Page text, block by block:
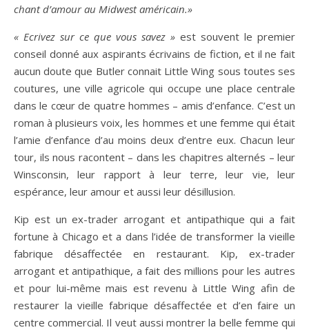
chant d’amour au Midwest américain.»
« Ecrivez sur ce que vous savez » est souvent le premier
conseil donné aux aspirants écrivains de fiction, et il ne fait
aucun doute que Butler connait Little Wing sous toutes ses
coutures, une ville agricole qui occupe une place centrale
dans le cœur de quatre hommes – amis d’enfance. C’est un
roman à plusieurs voix, les hommes et une femme qui était
l’amie d’enfance d’au moins deux d’entre eux. Chacun leur
tour, ils nous racontent – dans les chapitres alternés – leur
Winsconsin, leur rapport à leur terre, leur vie, leur
espérance, leur amour et aussi leur désillusion.
Kip est un ex-trader arrogant et antipathique qui a fait
fortune à Chicago et a dans l’idée de transformer la vieille
fabrique désaffectée en restaurant. Kip, ex-trader
arrogant et antipathique, a fait des millions pour les autres
et pour lui-même mais est revenu à Little Wing afin de
restaurer la vieille fabrique désaffectée et d’en faire un
centre commercial. Il veut aussi montrer la belle femme qui